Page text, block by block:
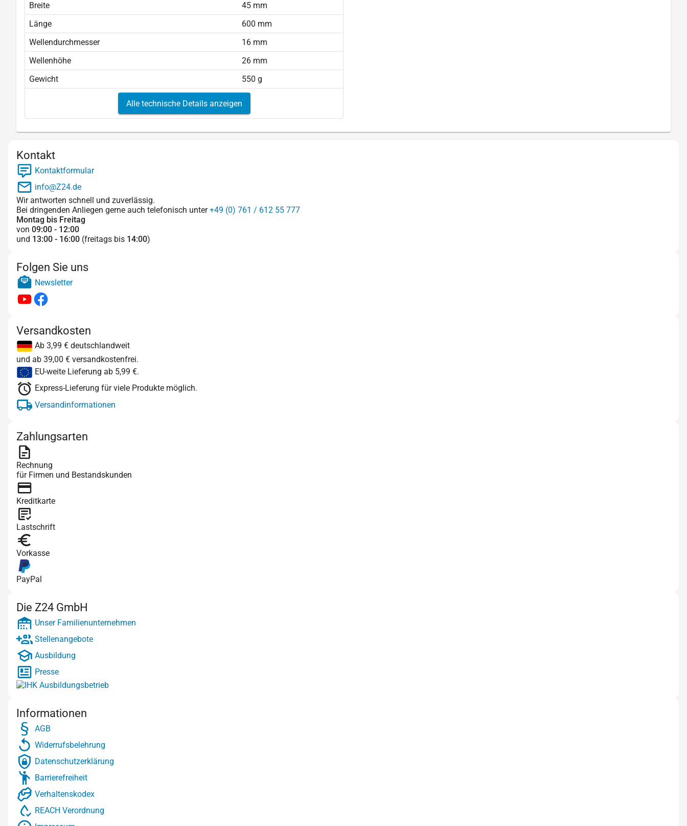
Breite
45 mm
Länge
600 mm
Wellendurchmesser
16 mm
Wellenhöhe
26 mm
Gewicht
550 g
Alle technische Details anzeigen
Kontakt
Kontaktformular
info@Z24.de
Wir antworten schnell und zuverlässig.
Bei dringenden Anliegen gerne auch telefonisch unter+49 (0) 761 / 612 55 777
Montag bis Freitag
von 09:00 - 12:00
und 13:00 - 16:00 (freitags bis 14:00)
Folgen Sie uns
Newsletter
Versandkosten
Ab 3,99 € deutschlandweit
und ab 39,00 € versandkostenfrei.
EU-weite Lieferung ab 5,99 €.
Express-Lieferung für viele Produkte möglich.
Versandinformationen
Zahlungsarten
Rechnung
für Firmen und Bestandskunden
Kreditkarte
Lastschrift
Vorkasse
PayPal
Die Z24 GmbH
Unser Familienunternehmen
Stellenangebote
Ausbildung
Presse
Informationen
AGB
Widerrufsbelehrung
Datenschutzerklärung
Barrierefreiheit
Verhaltenskodex
REACH Verordnung